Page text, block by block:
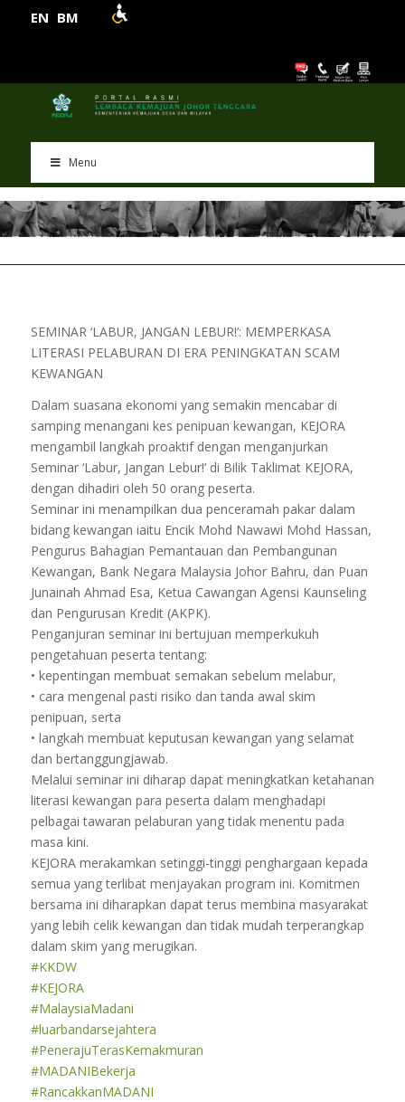
EN BM
Menu
SEMINAR ‘LABUR, JANGAN LEBUR!’: MEMPERKASA
LITERASI PELABURAN DI ERA PENINGKATAN SCAM
KEWANGAN
Dalam suasana ekonomi yang semakin mencabar di
samping menangani kes penipuan kewangan, KEJORA
mengambil langkah proaktif dengan menganjurkan
Seminar ‘Labur, Jangan Lebur!’ di Bilik Taklimat KEJORA,
dengan dihadiri oleh 50 orang peserta.
Seminar ini menampilkan dua penceramah pakar dalam
bidang kewangan iaitu Encik Mohd Nawawi Mohd Hassan,
Pengurus Bahagian Pemantauan dan Pembangunan
Kewangan, Bank Negara Malaysia Johor Bahru, dan Puan
Junainah Ahmad Esa, Ketua Cawangan Agensi Kaunseling
dan Pengurusan Kredit (AKPK).
Penganjuran seminar ini bertujuan memperkukuh
pengetahuan peserta tentang:
• kepentingan membuat semakan sebelum melabur,
• cara mengenal pasti risiko dan tanda awal skim
penipuan, serta
• langkah membuat keputusan kewangan yang selamat
dan bertanggungjawab.
Melalui seminar ini diharap dapat meningkatkan ketahanan
literasi kewangan para peserta dalam menghadapi
pelbagai tawaran pelaburan yang tidak menentu pada
masa kini.
KEJORA merakamkan setinggi-tinggi penghargaan kepada
semua yang terlibat menjayakan program ini. Komitmen
bersama ini diharapkan dapat terus membina masyarakat
yang lebih celik kewangan dan tidak mudah terperangkap
dalam skim yang merugikan.
#KKDW
#KEJORA
#MalaysiaMadani
#luarbandarsejahtera
#PenerajuTerasKemakmuran
#MADANIBekerja
#RancakkanMADANI